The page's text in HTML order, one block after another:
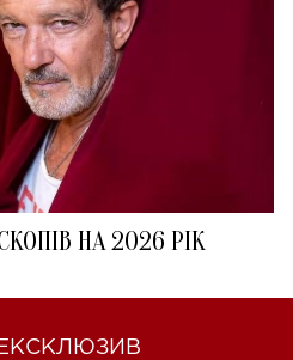
НА 2026 РІК
ЕКСКЛЮЗИВ